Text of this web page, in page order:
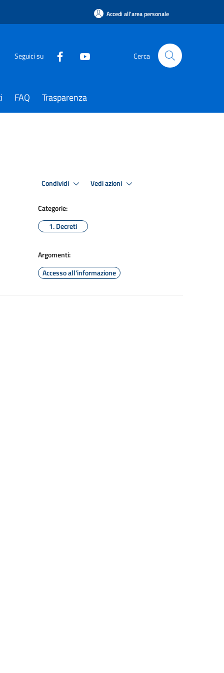
Accedi all'area personale
Seguici su Cerca
FAQ Trasparenza
Condividi Vedi azioni
Categorie:
1. Decreti
Argomenti:
Accesso all'informazione